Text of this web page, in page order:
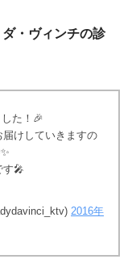
・ヴィンチの診
た！🎉
けしていきますの
す🎤
2016年